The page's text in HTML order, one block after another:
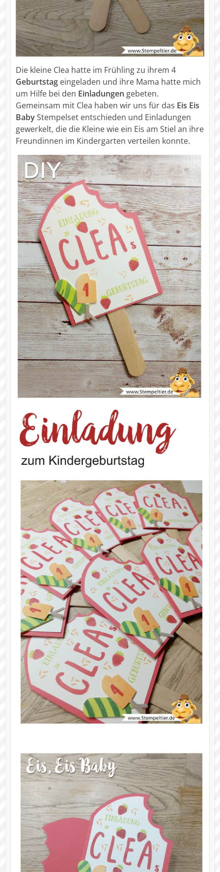
Die kleine Clea hatte im Frühling zu ihrem 4
Geburtstageingeladen und ihre Mama hatte mich
um Hilfe bei den Einladungen gebeten.
Gemeinsam mit Clea haben wir uns für das Eis Eis
BabyStempelset entschieden und Einladungen
gewerkelt, die die Kleine wie ein Eis am Stiel an ihre
Freundinnen im Kindergarten verteilen konnte.